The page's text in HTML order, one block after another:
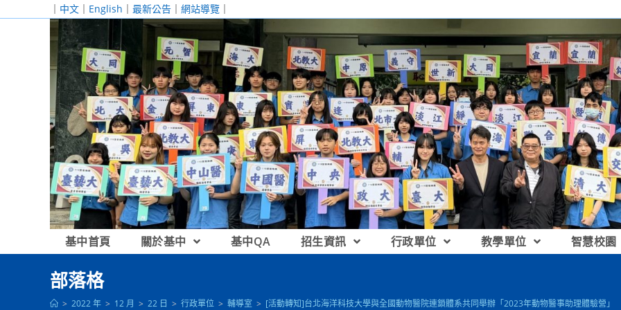
｜ 中文 ｜ English ｜ 最新公告 ｜ 網站導覽 ｜
基中首頁 關於基中 基中QA 招生資訊 行政單位 教學單位 智慧校園
部落格
> 2022 年 > 12 月 > 22 日 > 行政單位 > 輔導室 > [活動轉知]台北海洋科技大學與全國動物醫院連鎖體系共同舉辦「2023年動物醫事助理體驗營」